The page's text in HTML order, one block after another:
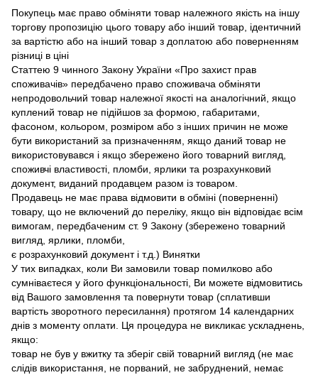
Покупець має право обміняти товар належного якість на іншу
торгову пропозицію цього товару або інший товар, ідентичний
за вартістю або на інший товар з доплатою або поверненням
різниці в ціні
Статтею 9 чинного Закону України «Про захист прав
споживачів» передбачено право споживача обміняти
непродовольчий товар належної якості на аналогічний, якщо
куплений товар не підійшов за формою, габаритами,
фасоном, кольором, розміром або з інших причин не може
бути використаний за призначенням, якщо даний товар не
використовувався і якщо збережено його товарний вигляд,
споживчі властивості, пломби, ярлики та розрахунковий
документ, виданий продавцем разом із товаром.
Продавець не має права відмовити в обміні (поверненні)
товару, що не включений до переліку, якщо він відповідає всім
вимогам, передбаченим ст. 9 Закону (збережено товарний
вигляд, ярлики, пломби,
є розрахунковий документ і т.д.) Винятки
У тих випадках, коли Ви замовили товар помилково або
сумніваєтеся у його функціональності, Ви можете відмовитись
від Вашого замовлення та повернути товар (сплативши
вартість зворотного пересилання) протягом 14 календарних
днів з моменту оплати. Ця процедура не викликає ускладнень,
якщо:
товар не був у вжитку та зберіг свій товарний вигляд (не має
слідів використання, не порваний, не забруднений, немає